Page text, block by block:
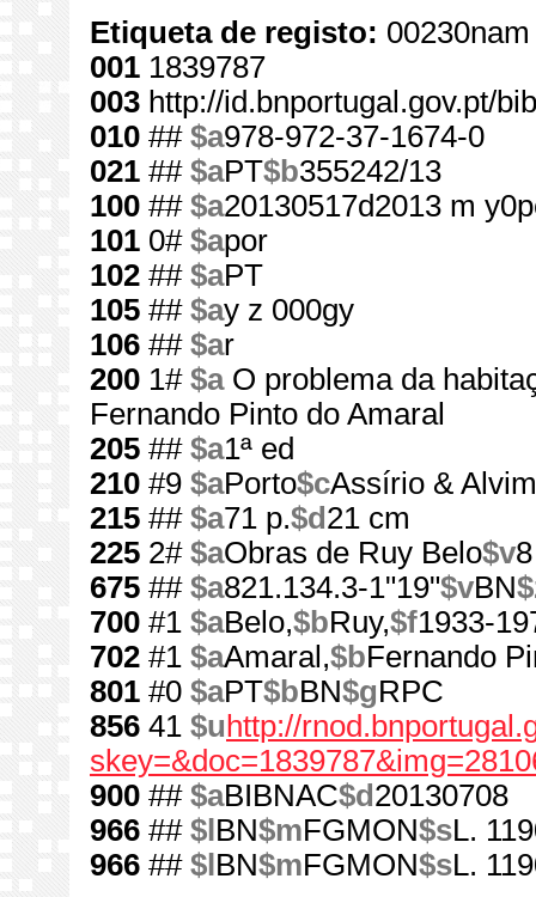
Etiqueta de registo:
001 1839787
003 http://id.bnportugal.gov.pt/
010 ## $a978-972-37-1674-0
021 ## $aPT$b355242/13
100 ## $a20130517d2013 m
101 0# $apor
102 ## $aPT
105 ## $ay z 000gy
106 ## $ar
200 1# $aO problema da
Fernando Pinto do Amaral
205 ## $a1ª ed
210 #9 $aPorto$cAssírio &
215 ## $a71 p.$d 21 cm
225 2# $aObras de Ruy Belo$v8
675 ## $a821.134.3-1"19"$vBN
700 #1 $aBelo,$bRuy,$f1933-
702 #1 $aAmaral,$bFernando
801 #0 $aPT$bBN$gRPC
856 41 $u http://
900 ## $aBIBNAC$d 20130708
966 ## $l BN$mFGMON$sL.
966 ## $l BN$mFGMON$sL.